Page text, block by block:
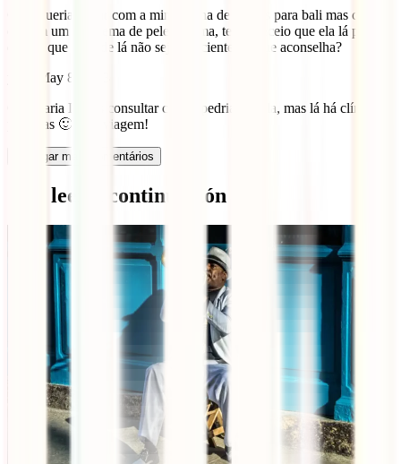
Ola , queria viajar com a minha filha de 2 anos para bali mas como
ela tem um problema de pele eczema, tenho receio que ela lá piore e
depois que a saúde lá não seja suficiente! O que aconselha?
May 8, 2023
Olá Maria Deves consultar com o pedriatra dela, mas lá há clínicas
privadas 🙂 Boa viagem!
Carregar mais comentários
Qué leer a continuación